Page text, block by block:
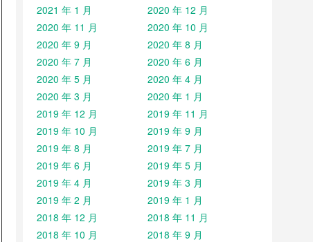
2021 年 1 月
2020 年 12 月
2020 年 11 月
2020 年 10 月
2020 年 9 月
2020 年 8 月
2020 年 7 月
2020 年 6 月
2020 年 5 月
2020 年 4 月
2020 年 3 月
2020 年 1 月
2019 年 12 月
2019 年 11 月
2019 年 10 月
2019 年 9 月
2019 年 8 月
2019 年 7 月
2019 年 6 月
2019 年 5 月
2019 年 4 月
2019 年 3 月
2019 年 2 月
2019 年 1 月
2018 年 12 月
2018 年 11 月
2018 年 10 月
2018 年 9 月